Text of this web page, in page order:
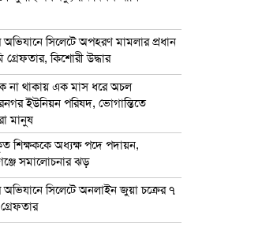
অভিযানে সিলেটে অপহরণ মামলার প্রধান
গ্রেফতার, কিশোরী উদ্ধার
না থাকায় এক মাস ধরে অচল
ইউনিয়ন পরিষদ, ভোগান্তিতে
মানুষ
শিক্ষককে অধ্যক্ষ পদে পদায়ন,
সমালোচনার ঝড়
অভিযানে সিলেটে অনলাইন জুয়া চক্রের ৭